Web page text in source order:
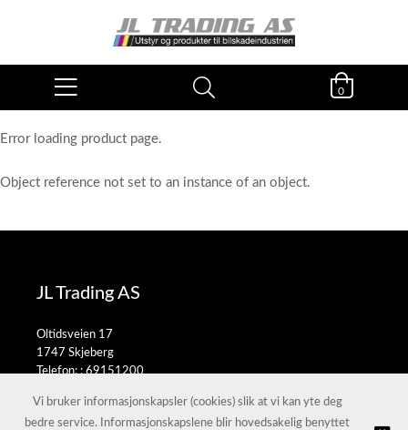
0
Error loading product page.
Object reference not set to an instance of an object.
JL Trading AS
Oltidsveien 17
1747 Skjeberg
Telefon: :69151200
Vi bruker informasjonskapsler (cookies) slik at vi kan yte deg
bedre service. Informasjonskapslene blir hovedsakelig benyttet